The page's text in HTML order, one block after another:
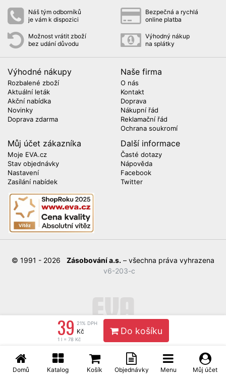
Domů Katalog Košík Objednávky Menu Můj účet
39 21% DPH
Kč
1 l = 78 Kč
Do košíku
Náš tým odborníků
je vám k dispozici
Bezpečná a rychlá
online platba
Možnost vrátit zboží
bez udání důvodu
Výhodný nákup
na splátky
Výhodné nákupy
Rozbalené zboží
Aktuální leták
Akční nabídka
Novinky
Doprava zdarma
Naše firma
O nás
Kontakt
Doprava
Nákupní řád
Reklamační řád
Ochrana soukromí
Můj účet zákazníka
Moje EVA.cz
Stav objednávky
Nastavení
Zasílání nabídek
Další informace
Časté dotazy
Nápověda
Facebook
Twitter
© 1991 - 2026 Zásobování a.s. – všechna práva vyhrazena
v6-203-c